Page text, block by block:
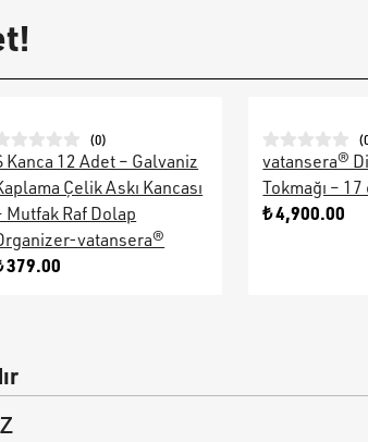
(0)
Kanca 12 Adet – Galvaniz
Çelik Askı Kancası
Mutfak Raf Dolap
vatansera®
379.00
(
vatansera®
Tokmağı – 17
₺ 4,900.00